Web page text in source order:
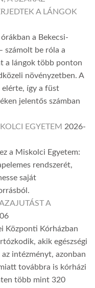
A LÁNGOK
a Bekecsi-
számolt be róla a
a lángok több ponton
növényzetben. A
így a füst
jelentős számban
EGYETEM 2026-
a Miskolci Egyetem:
rendszerét,
saját
A
Központi Kórházban
akik egészségi
intézményt, azonban
továbbra is kórházi
több mint 320